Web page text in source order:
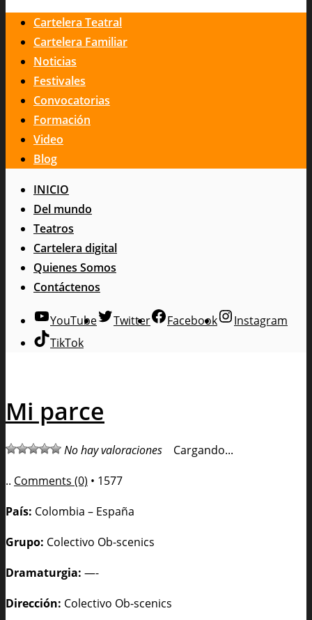
Cartelera Teatral
Cartelera Familiar
Noticias
Festivales
Convocatorias
Formación
Video
Blog
INICIO
Del mundo
Teatros
Cartelera digital
Quienes Somos
Contáctenos
YouTube Twitter Facebook
Instagram
TikTok
Mi parce
No hay valoraciones
Cargando...
.. Comments (0) • 1577
País: Colombia – España
Grupo: Colectivo Ob-scenics
Dramaturgia: —-
Dirección: Colectivo Ob-scenics